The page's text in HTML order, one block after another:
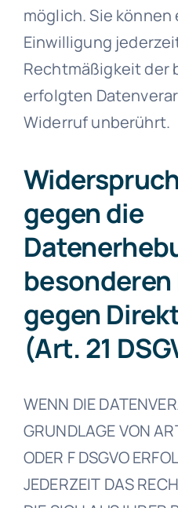
möglich. Sie
Einwilligung
Rechtmäßigkeit der
erfolgten
Widerruf unberührt.
gegen die
besonderen
gegen
(Art. 21
WENN DIE
GRUNDLAGE VON
ODER F DSGVO
JEDERZEIT DAS